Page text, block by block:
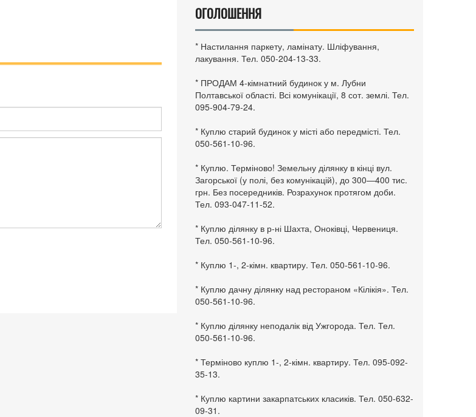
ОГОЛОШЕННЯ
* Настилання паркету, ламінату. Шліфування,
лакування. Тел. 050-204-13-33.
* ПРОДАМ 4-кімнатний будинок у м. Лубни
Полтавської області. Всі комунікації, 8 сот. землі. Тел.
095-904-79-24.
* Куплю старий будинок у місті або передмісті. Тел.
050-561-10-96.
* Куплю. Терміново! Земельну ділянку в кінці вул.
Загорської (у полі, без комунікацій), до 300—400 тис.
грн. Без посередників. Розрахунок протягом доби.
Тел. 093-047-11-52.
* Куплю ділянку в р-ні Шахта, Оноківці, Червениця.
Тел. 050-561-10-96.
* Куплю 1-, 2-кімн. квартиру. Тел. 050-561-10-96.
* Куплю дачну ділянку над рестораном «Кілікія». Тел.
050-561-10-96.
* Куплю ділянку неподалік від Ужгорода. Тел. Тел.
050-561-10-96.
* Терміново куплю 1-, 2-кімн. квартиру. Тел. 095-092-
35-13.
* Куплю картини закарпатських класиків. Тел. 050-632-
09-31.